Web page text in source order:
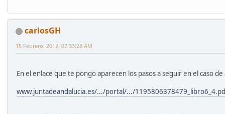
carlosGH
15 Febrero, 2012, 07:33:28 AM
En el enlace que te pongo aparecen los pasos a seguir en el caso
www.juntadeandalucia.es/.../portal/.../